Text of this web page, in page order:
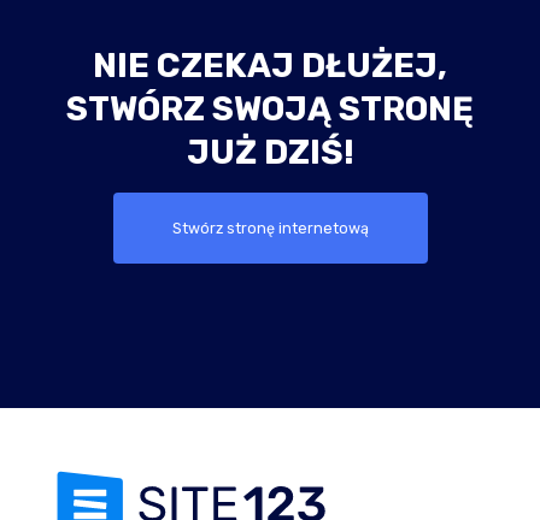
NIE CZEKAJ DŁUŻEJ,
STWÓRZ SWOJĄ STRONĘ
JUŻ DZIŚ!
Stwórz stronę internetową